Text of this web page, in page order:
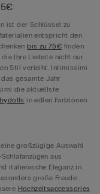
ist der Schlüssel zu
entspricht den
bis zu 75€ finden
die Ihre Liebste nicht nur
Stil verleiht. Intimissimi
gesamte Jahr
die aktuellste
in edlen Farbtönen
großzügige Auswahl
aus
italienische Eleganz in
große Freude
Hochzeitsaccessories